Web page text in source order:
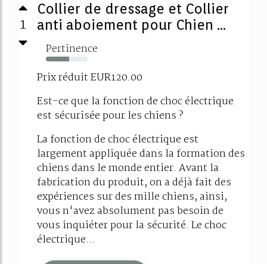
1
Collier de dressage et Collier
anti aboiement pour Chien ...
Pertinence
55%
Prix réduit EUR120.00
Est-ce que la fonction de choc électrique
est sécurisée pour les chiens ?
La fonction de choc électrique est
largement appliquée dans la formation des
chiens dans le monde entier. Avant la
fabrication du produit, on a déjà fait des
expériences sur des mille chiens, ainsi,
vous n'avez absolument pas besoin de
vous inquiéter pour la sécurité. Le choc
électrique...